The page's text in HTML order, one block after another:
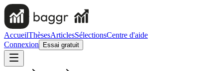
AccueilThèsesArticlesSélectionsCentre d'aide
Connexion
Essai gratuit